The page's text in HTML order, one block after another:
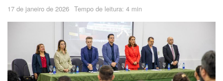
17 de janeiro de 2026 Tempo de leitura: 4 min